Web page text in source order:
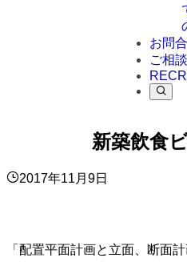
お問
ご相談
新築飲食
2017年11月9日
「配置平面計画と立面、断面